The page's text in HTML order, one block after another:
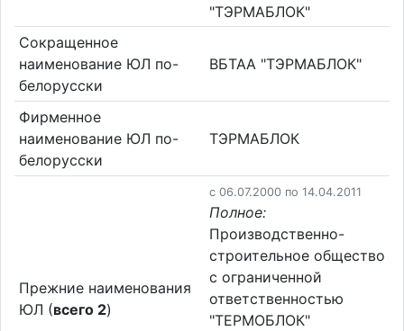
"ТЭРМАБЛОК"
Сокращенное
наименование ЮЛ по-
белорусски
ВБТАА "ТЭРМАБЛОК"
Фирменное
наименование ЮЛ по-
белорусски
ТЭРМАБЛОК
Прежние наименования
ЮЛ (всего 2)
c 06.07.2000 по 14.04.2011
Полное:
Производственно-
строительное общество
с ограниченной
ответственностью
"ТЕРМОБЛОК"